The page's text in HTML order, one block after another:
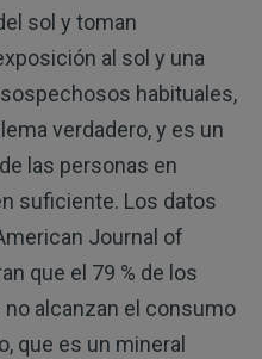
sol y toman
al sol y una
habituales,
verdadero, y es un
las personas en
suficiente. Los datos
Journal of
que el 79 % de los
alcanzan el consumo
que es un mineral